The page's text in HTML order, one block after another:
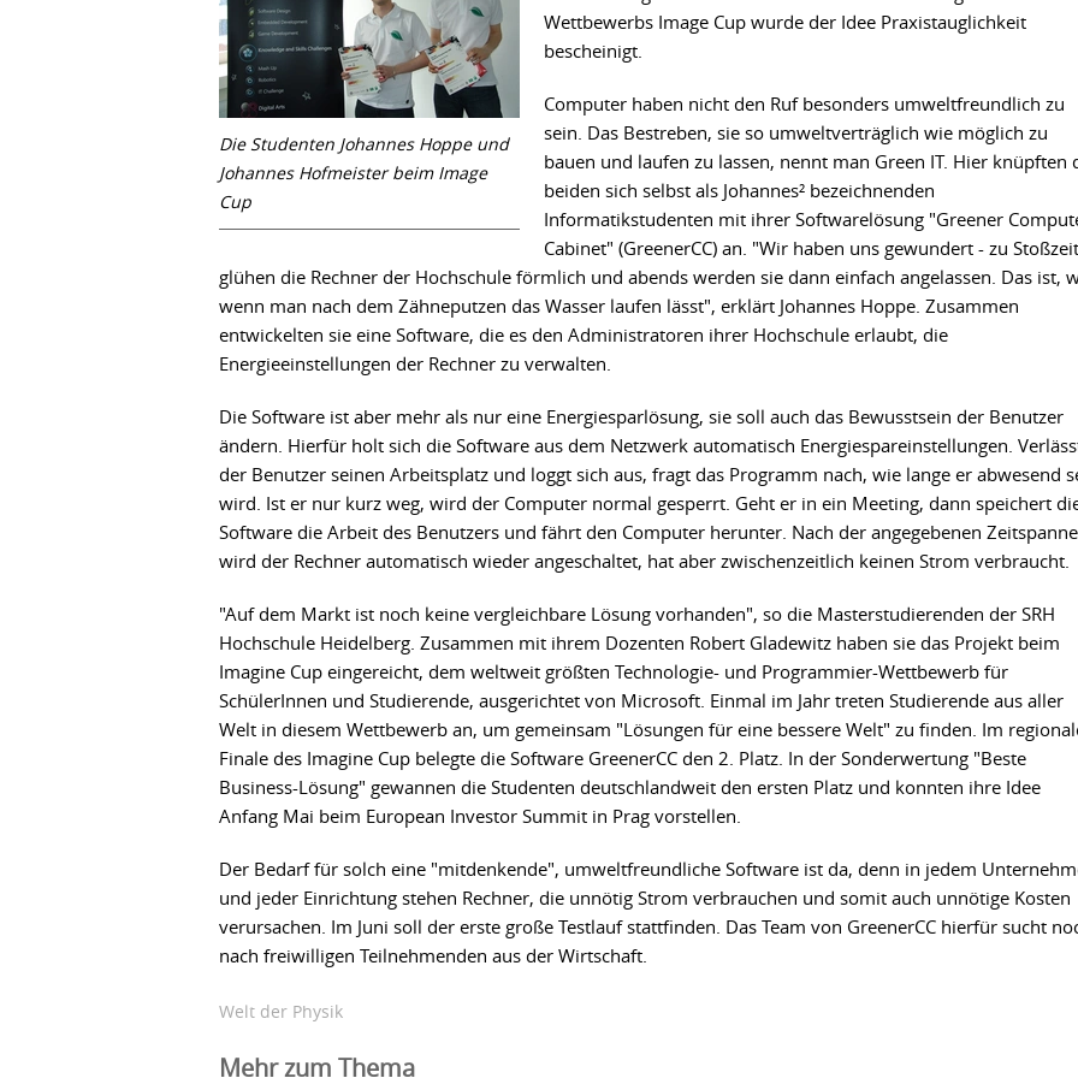
Die Studenten Johannes Hoppe und
Johannes Hofmeister beim Image
Cup
Wettbewerbs Image Cup wurde der Idee Praxistauglichkeit
bescheinigt.
Computer haben nicht den Ruf besonders umweltfreundlich zu
sein. Das Bestreben, sie so umweltverträglich wie möglich zu
bauen und laufen zu lassen, nennt man Green IT. Hier knüpften
beiden sich selbst als Johannes² bezeichnenden
Informatikstudenten mit ihrer Softwarelösung "Greener
Cabinet" (GreenerCC) an. "Wir haben uns gewundert - zu
glühen die Rechner der Hochschule förmlich und abends werden sie dann einfach angelassen. Das ist,
wenn man nach dem Zähneputzen das Wasser laufen lässt", erklärt Johannes Hoppe. Zusammen
entwickelten sie eine Software, die es den Administratoren ihrer Hochschule erlaubt, die
Energieeinstellungen der Rechner zu verwalten.
Die Software ist aber mehr als nur eine Energiesparlösung, sie soll auch das Bewusstsein der Benutzer
ändern. Hierfür holt sich die Software aus dem Netzwerk automatisch Energiespareinstellungen.
der Benutzer seinen Arbeitsplatz und loggt sich aus, fragt das Programm nach, wie lange er abwesend
wird. Ist er nur kurz weg, wird der Computer normal gesperrt. Geht er in ein Meeting, dann speichert
Software die Arbeit des Benutzers und fährt den Computer herunter. Nach der angegebenen Zeitspanne
wird der Rechner automatisch wieder angeschaltet, hat aber zwischenzeitlich keinen Strom verbraucht.
"Auf dem Markt ist noch keine vergleichbare Lösung vorhanden", so die Masterstudierenden der SRH
Hochschule Heidelberg. Zusammen mit ihrem Dozenten Robert Gladewitz haben sie das Projekt beim
Imagine Cup eingereicht, dem weltweit größten Technologie- und Programmier-Wettbewerb für
SchülerInnen und Studierende, ausgerichtet von Microsoft. Einmal im Jahr treten Studierende aus aller
Welt in diesem Wettbewerb an, um gemeinsam "Lösungen für eine bessere Welt" zu finden. Im
Finale des Imagine Cup belegte die Software GreenerCC den 2. Platz. In der Sonderwertung "Beste
Business-Lösung" gewannen die Studenten deutschlandweit den ersten Platz und konnten ihre Idee
Anfang Mai beim European Investor Summit in Prag vorstellen.
Der Bedarf für solch eine "mitdenkende", umweltfreundliche Software ist da, denn in jedem
und jeder Einrichtung stehen Rechner, die unnötig Strom verbrauchen und somit auch unnötige Kosten
verursachen. Im Juni soll der erste große Testlauf stattfinden. Das Team von GreenerCC hierfür sucht
nach freiwilligen Teilnehmenden aus der Wirtschaft.
Welt der Physik
Mehr zum Thema